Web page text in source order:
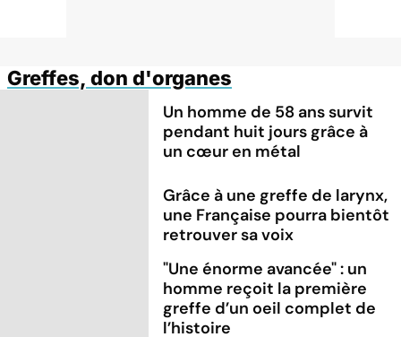
Greffes, don d'organes
Un homme de 58 ans survit
pendant huit jours grâce à
un cœur en métal
Grâce à une greffe de larynx,
une Française pourra bientôt
retrouver sa voix
"Une énorme avancée" : un
homme reçoit la première
greffe d’un oeil complet de
l’histoire